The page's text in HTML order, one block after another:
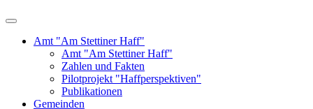
Amt "Am Stettiner Haff"
Amt "Am Stettiner Haff"
Zahlen und Fakten
Pilotprojekt "Haffperspektiven"
Publikationen
Gemeinden